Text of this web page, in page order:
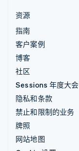
资源
指南
客户案例
博客
社区
Sessions 年度大会
隐私和条款
禁止和限制的业务
牌照
网站地图